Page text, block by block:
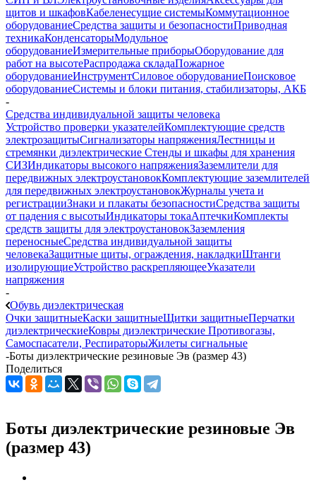
щитов и шкафовКабеленесущие системыКоммутационное
оборудованиеСредства защиты и безопасностиПриводная
техникаКонденсаторыМодульное
оборудованиеИзмерительные приборыОборудование для
работ на высотеРаспродажа складаПожарное
оборудованиеИнструментСиловое оборудованиеПоисковое
оборудованиеСистемы и блоки питания, стабилизаторы, АКБ
-
Средства индивидуальной защиты человека
Устройство проверки указателейКомплектующие средств
электрозащитыСигнализаторы напряженияЛестницы и
стремянки диэлектрические Стенды и шкафы для хранения
СИЗИндикаторы высокого напряженияЗаземлители для
передвижных электроустановокКомплектующие заземлителей
для передвижных электроустановокЖурналы учета и
регистрацииЗнаки и плакаты безопасностиСредства защиты
от падения с высотыИндикаторы токаАптечкиКомплекты
средств защиты для электроустановокЗаземления
переносныеСредства индивидуальной защиты
человекаЗащитные щиты, ограждения, накладкиШтанги
изолирующиеУстройство раскрепляющееУказатели
напряжения
-
Обувь диэлектрическая
Очки защитныеКаски защитныеЩитки защитныеПерчатки
диэлектрическиеКовры диэлектрические Противогазы,
Самоспасатели, РеспираторыЖилеты сигнальные
-Боты диэлектрические резиновые Эв (размер 43)
Поделиться
Боты диэлектрические резиновые Эв
(размер 43)